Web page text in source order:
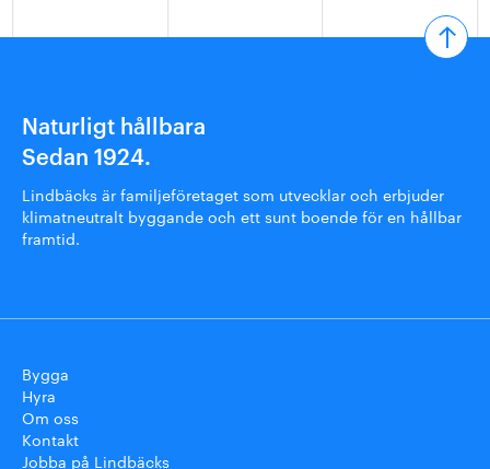
Naturligt hållbara
Sedan 1924.
Lindbäcks är familjeföretaget som utvecklar och erbjuder
klimatneutralt byggande och ett sunt boende för en hållbar
framtid.
Bygga
Hyra
Om oss
Kontakt
Jobba på Lindbäcks